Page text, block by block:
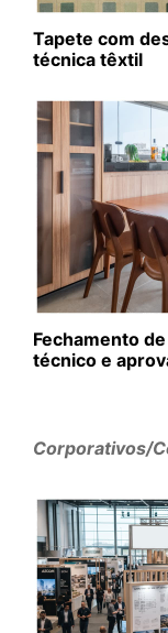
Tapete com
técnica têxtil
Fechamento
técnico e
Corporativos/